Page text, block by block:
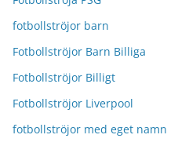
fotbollströjor barn
Fotbollströjor Barn Billiga
Fotbollströjor Billigt
Fotbollströjor Liverpool
fotbollströjor med eget namn